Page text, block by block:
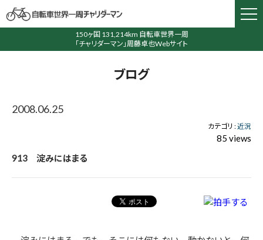
150ヶ国 131,214km 自転車世界一周
「チャリダーマン」周藤卓也Webサイト
ブログ
2008.06.25
カテゴリ :近況
85 views
913 淀みにはまる